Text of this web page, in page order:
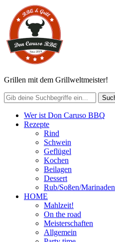
Grillen mit dem Grillweltmeister!
Wer ist Don Caruso BBQ
Rezepte
Rind
Schwein
Geflügel
Kochen
Beilagen
Dessert
Rub/Soßen/Marinaden
HOME
Mahlzeit!
On the road
Meisterschaften
Allgemein